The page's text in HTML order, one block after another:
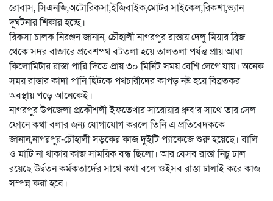
রোবাস, সিএনজি,অটোরিকসা,ইজিবাইক,মোটর সাইকেল,রিকশা,ভ্যান
দূর্ঘটনার শিকার হচ্ছে।
রিকসা চালক নিরঞ্জন জানান, চৌহালী নাগরপুর রাস্তায় দেলু মিয়ার ব্রিজ
থেকে সদর বাজারে প্রবেশপথ বটতলা হয়ে তালতলা পর্যন্ত প্রায় আধা
কিলোমিটার রাস্তা পারি দিতে প্রায় ৩০ মিনিট সময় বেশি লেগে যায়। অনেক
সময় রাস্তার কাদা পানি ছিটকে পথচারীদের কাপড় নষ্ট হয়ে বিব্রতকর
অবস্থায় পড়ে আনেকেই।
নাগরপুর উপজেলা প্রকৌশলী ইফতেখার সারোয়ার ধ্রুব‘র সাথে তার সেল
ফোনে কথা বলার জন্য যোগাযোগ করলে তিনি এ প্রতিবেদককে
জানান,নাগরপুর-চৌহালী সড়কের কাজ দুইটি প্যাকেজে শুরু হয়েছে। বালি
ও মাটি না থাকায় কাজ সাময়িক বন্ধ ছিলো। আর যেসব রাস্তা নিচু ঢাল
রয়েছে উর্দ্বতন কর্মকতার্দের সাথে কথা বলে ওইসব রাস্তা ঢালাই করে কাজ
সম্পন্ন করা হবে।